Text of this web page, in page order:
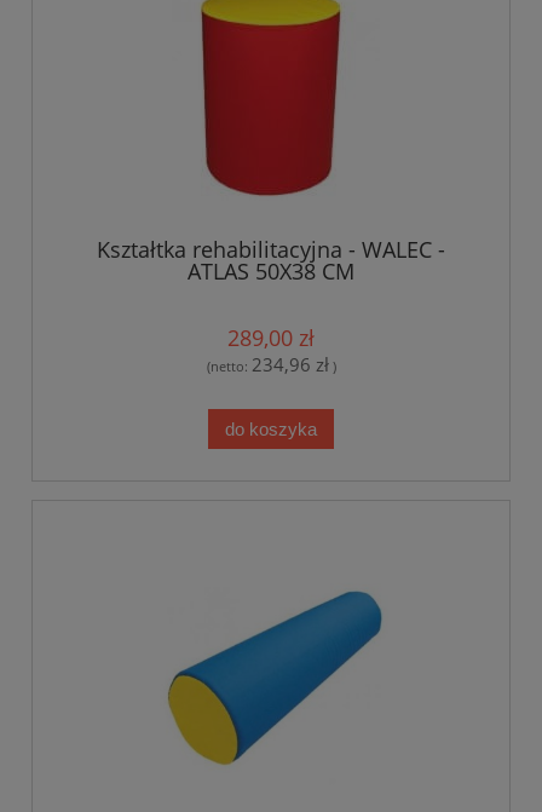
Kształtka rehabilitacyjna - WALEC -
ATLAS 50X38 CM
289,00 zł
(netto: 234,96 zł)
do koszyka